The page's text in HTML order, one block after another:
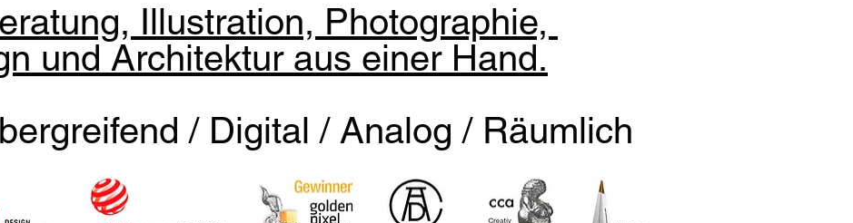
Illustration, Photographie,
und Architektur aus einer Hand.
/ Digital / Analog / Räumlich